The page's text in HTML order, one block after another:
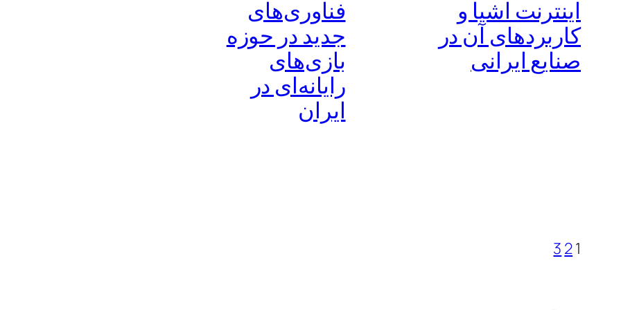
اینترنت اشیا و
کاربردهای آن در
صنایع ایرانی
فناوری‌های
جدید در حوزه
بازی‌های
رایانه‌ای در
ایران
1
2
3